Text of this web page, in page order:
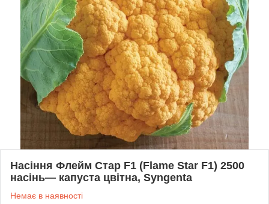
Насіння Флейм Стар F1 (Flame Star F1) 2500
насінь— капуста цвітна, Syngenta
Немає в наявності